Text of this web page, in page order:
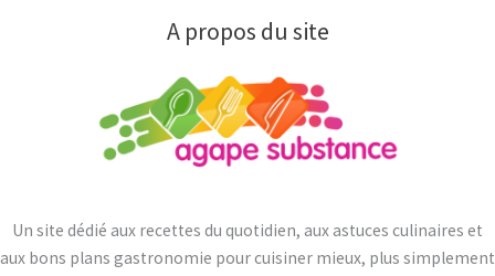
A propos du site
Un site dédié aux recettes du quotidien, aux astuces culinaires et
aux bons plans gastronomie pour cuisiner mieux, plus simplement